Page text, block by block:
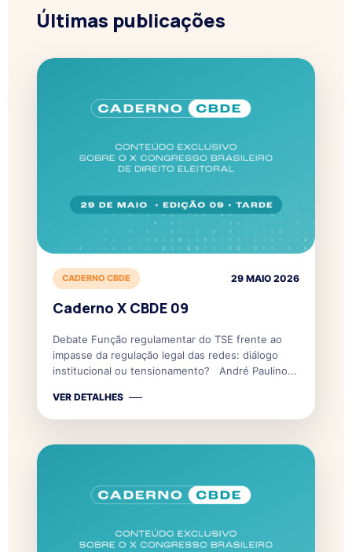
Últimas publicações
CADERNO CBDE 29 MAIO 2026
Caderno X CBDE 09
Debate Função regulamentar do TSE frente ao
impasse da regulação legal das redes: diálogo
institucional ou tensionamento? André Paulino...
VER DETALHES